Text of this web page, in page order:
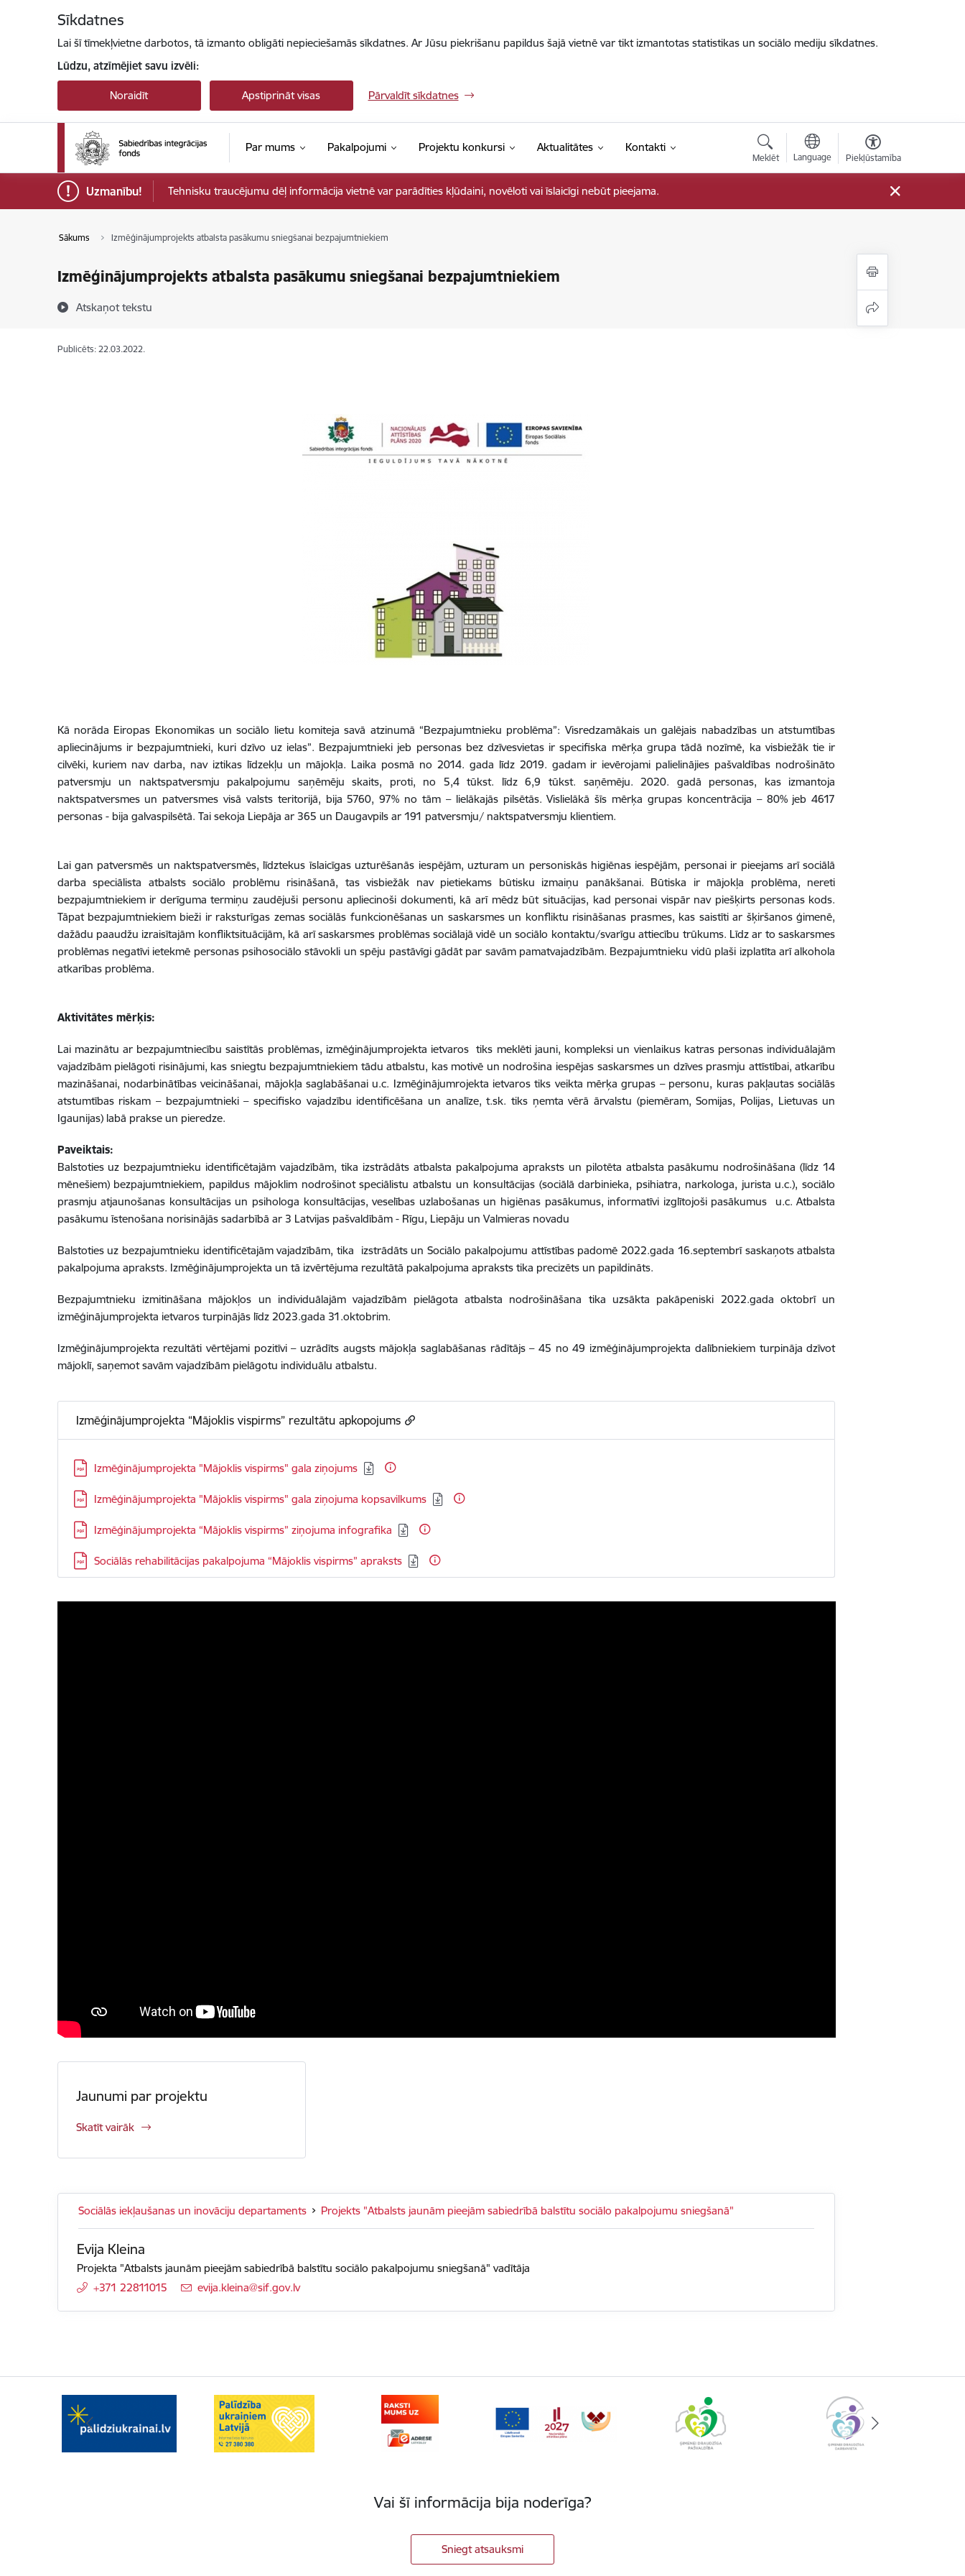
Sīkdatnes
Lai šī tīmekļvietne darbotos, tā izmanto obligāti nepieciešamās sīkdatnes. Ar Jūsu piekrišanu papildus šajā vietnē var tikt izmantotas statistikas un sociālo mediju sīkdatnes.
Lūdzu, atzīmējiet savu izvēli:
Noraidīt Apstiprināt visas Pārvaldīt sīkdatnes
Par mums Pakalpojumi Projektu konkursi Aktualitātes Kontakti
Meklēt Language Piekļūstamība
Uzmanību! Tehnisku traucējumu dēļ informācija vietnē var parādīties kļūdaini, novēloti vai īslaicīgi nebūt pieejama.
Sākums Izmēģinājumprojekts atbalsta pasākumu sniegšanai bezpajumtniekiem
Izmēģinājumprojekts atbalsta pasākumu sniegšanai bezpajumtniekiem
Atskaņot tekstu
Publicēts: 22.03.2022.
Kā norāda Eiropas Ekonomikas un sociālo lietu komiteja savā atzinumā “Bezpajumtnieku problēma”: Visredzamākais un galējais nabadzības un atstumtības
apliecinājums ir bezpajumtnieki, kuri dzīvo uz ielas”. Bezpajumtnieki jeb personas bez dzīvesvietas ir specifiska mērķa grupa tādā nozīmē, ka visbiežāk tie ir
cilvēki, kuriem nav darba, nav iztikas līdzekļu un mājokļa. Laika posmā no 2014. gada līdz 2019. gadam ir ievērojami palielinājies pašvaldības nodrošināto
patversmju un naktspatversmju pakalpojumu saņēmēju skaits, proti, no 5,4 tūkst. līdz 6,9 tūkst. saņēmēju. 2020. gadā personas, kas izmantoja
naktspatversmes un patversmes visā valsts teritorijā, bija 5760, 97% no tām – lielākajās pilsētās. Vislielākā šīs mērķa grupas koncentrācija – 80% jeb 4617
personas - bija galvaspilsētā. Tai sekoja Liepāja ar 365 un Daugavpils ar 191 patversmju/ naktspatversmju klientiem.
Lai gan patversmēs un naktspatversmēs, līdztekus īslaicīgas uzturēšanās iespējām, uzturam un personiskās higiēnas iespējām, personai ir pieejams arī sociālā
darba speciālista atbalsts sociālo problēmu risināšanā, tas visbiežāk nav pietiekams būtisku izmaiņu panākšanai. Būtiska ir mājokļa problēma, nereti
bezpajumtniekiem ir derīguma termiņu zaudējuši personu apliecinoši dokumenti, kā arī mēdz būt situācijas, kad personai vispār nav piešķirts personas kods.
Tāpat bezpajumtniekiem bieži ir raksturīgas zemas sociālās funkcionēšanas un saskarsmes un konfliktu risināšanas prasmes, kas saistīti ar šķiršanos ģimenē,
dažādu paaudžu izraisītajām konfliktsituācijām, kā arī saskarsmes problēmas sociālajā vidē un sociālo kontaktu/svarīgu attiecību trūkums. Līdz ar to saskarsmes
problēmas negatīvi ietekmē personas psihosociālo stāvokli un spēju pastāvīgi gādāt par savām pamatvajadzībām. Bezpajumtnieku vidū plaši izplatīta arī alkohola
atkarības problēma.
Aktivitātes mērķis:
Lai mazinātu ar bezpajumtniecību saistītās problēmas, izmēģinājumprojekta ietvaros tiks meklēti jauni, kompleksi un vienlaikus katras personas individuālajām
vajadzībām pielāgoti risinājumi, kas sniegtu bezpajumtniekiem tādu atbalstu, kas motivē un nodrošina iespējas saskarsmes un dzīves prasmju attīstībai, atkarību
mazināšanai, nodarbinātības veicināšanai, mājokļa saglabāšanai u.c. Izmēģinājumrojekta ietvaros tiks veikta mērķa grupas – personu, kuras pakļautas sociālās
atstumtības riskam – bezpajumtnieki – specifisko vajadzību identificēšana un analīze, t.sk. tiks ņemta vērā ārvalstu (piemēram, Somijas, Polijas, Lietuvas un
Igaunijas) labā prakse un pieredze.
Paveiktais:
Balstoties uz bezpajumtnieku identificētajām vajadzībām, tika izstrādāts atbalsta pakalpojuma apraksts un pilotēta atbalsta pasākumu nodrošināšana (līdz 14
mēnešiem) bezpajumtniekiem, papildus mājoklim nodrošinot speciālistu atbalstu un konsultācijas (sociālā darbinieka, psihiatra, narkologa, jurista u.c.), sociālo
prasmju atjaunošanas konsultācijas un psihologa konsultācijas, veselības uzlabošanas un higiēnas pasākumus, informatīvi izglītojoši pasākumus u.c. Atbalsta
pasākumu īstenošana norisinājās sadarbībā ar 3 Latvijas pašvaldībām - Rīgu, Liepāju un Valmieras novadu
Balstoties uz bezpajumtnieku identificētajām vajadzībām, tika izstrādāts un Sociālo pakalpojumu attīstības padomē 2022.gada 16.septembrī saskaņots atbalsta
pakalpojuma apraksts. Izmēģinājumprojekta un tā izvērtējuma rezultātā pakalpojuma apraksts tika precizēts un papildināts.
Bezpajumtnieku izmitināšana mājokļos un individuālajām vajadzībām pielāgota atbalsta nodrošināšana tika uzsākta pakāpeniski 2022.gada oktobrī un
izmēģinājumprojekta ietvaros turpinājās līdz 2023.gada 31.oktobrim.
Izmēģinājumprojekta rezultāti vērtējami pozitīvi – uzrādīts augsts mājokļa saglabāšanas rādītājs – 45 no 49 izmēģinājumprojekta dalībniekiem turpināja dzīvot
mājoklī, saņemot savām vajadzībām pielāgotu individuālu atbalstu.
Izmēģinājumprojekta “Mājoklis vispirms” rezultātu apkopojums
Lejupielādēt:
Izmēģinājumprojekta "Mājoklis vispirms" gala ziņojums
Lejupielādēt:
Izmēģinājumprojekta "Mājoklis vispirms" gala ziņojuma kopsavilkums
Lejupielādēt:
Izmēģinājumprojekta “Mājoklis vispirms” ziņojuma infografika
Lejupielādēt:
Sociālās rehabilitācijas pakalpojuma “Mājoklis vispirms” apraksts
Jaunumi par projektu
Skatīt vairāk
Sociālās iekļaušanas un inovāciju departaments Projekts "Atbalsts jaunām pieejām sabiedrībā balstītu sociālo pakalpojumu sniegšanā"
Evija Kleina
Projekta "Atbalsts jaunām pieejām sabiedrībā balstītu sociālo pakalpojumu sniegšanā" vadītāja
+371 22811015
E-pasts:
evija.kleina@sif.gov.lv
Vai šī informācija bija noderīga?
Sniegt atsauksmi